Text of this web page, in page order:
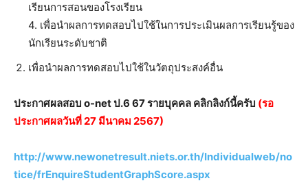
เรียนการสอนของโรงเรียน
4. เพื่อนำผลการทดสอบไปใช้ในการประเมินผลการเรียนรู้ของ
นักเรียนระดับชาติ
เพื่อนำผลการทดสอบไปใช้ในวัตถุประสงค์อื่น
ประกาศผลสอบ o-net ป.6 67 รายบุคคล คลิกลิงก์นี้ครับ (รอ
ประกาศผลวันที่ 27 มีนาคม 2567)
http://www.newonetresult.niets.or.th/Individualweb/no
tice/frEnquireStudentGraphScore.aspx